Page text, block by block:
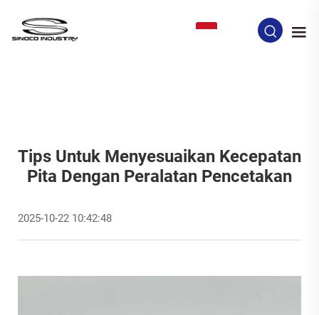
Tips Untuk Menyesuaikan Kecepatan
Pita Dengan Peralatan Pencetakan
2025-10-22 10:42:48